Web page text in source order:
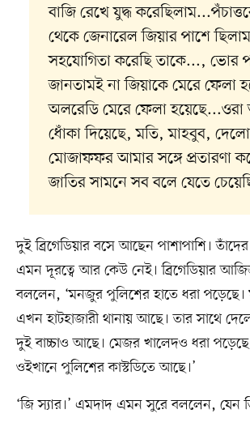
বাজি রেখে যুদ্ধ
থেকে জেনারেল জিয়ার পাশে
সহযোগিতা করেছি তাকে..., ভোর
জানতামই না জিয়াকে মেরে ফেলা
অলরেডি মেরে ফেলা
ধোঁকা দিয়েছে, মতি, মাহবুব,
মোজাফফর আমার সঙ্গে প্রতারণা
জাতির সামনে সব বলে যেতে
দুই ব্রিগেডিয়ার বসে আছেন পাশাপাশি।
এমন দূরত্বে আর কেউ নেই। ব্রিগেডিয়ার
বললেন, ‘মনজুর পুলিশের হাতে ধরা পড়েছে।
এখন হাটহাজারী থানায় আছে। তার সাথে
দুই বাচ্চাও আছে। মেজর খালেদও ধরা
ওইখানে পুলিশের কাস্টডিতে আছে।’
‘জি স্যার।’ এমদাদ এমন সুরে বললেন, যেন